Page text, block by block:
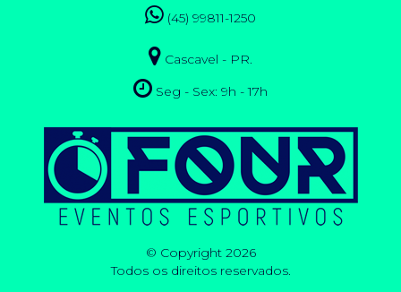
(45) 99811-1250
Cascavel - PR.
Seg - Sex: 9h - 17h
© Copyright 2026
Todos os direitos reservados.